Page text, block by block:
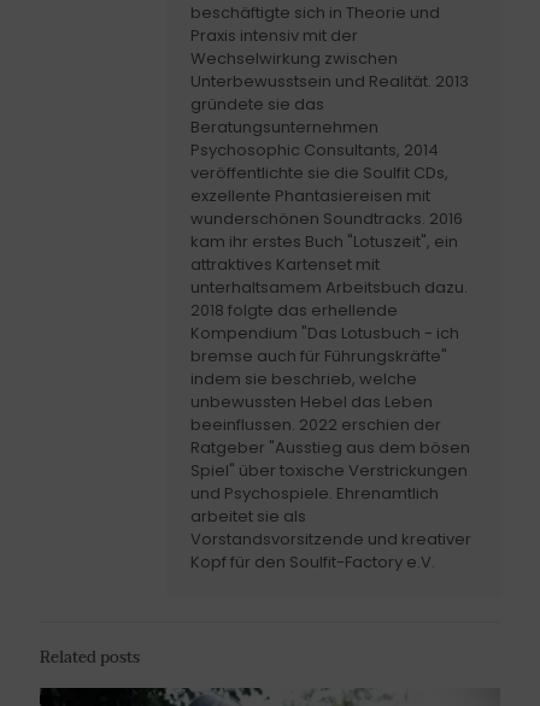
beschäftigte sich in Theorie und
Praxis intensiv mit der
Wechselwirkung zwischen
Unterbewusstsein und Realität. 2013
gründete sie das
Beratungsunternehmen
Psychosophic Consultants, 2014
veröffentlichte sie die Soulfit CDs,
exzellente Phantasiereisen mit
wunderschönen Soundtracks. 2016
kam ihr erstes Buch "Lotuszeit", ein
attraktives Kartenset mit
unterhaltsamem Arbeitsbuch dazu.
2018 folgte das erhellende
Kompendium "Das Lotusbuch - ich
bremse auch für Führungskräfte"
indem sie beschrieb, welche
unbewussten Hebel das Leben
beeinflussen. 2022 erschien der
Ratgeber "Ausstieg aus dem bösen
Spiel" über toxische Verstrickungen
und Psychospiele. Ehrenamtlich
arbeitet sie als
Vorstandsvorsitzende und kreativer
Kopf für den Soulfit-Factory e.V.
Related posts